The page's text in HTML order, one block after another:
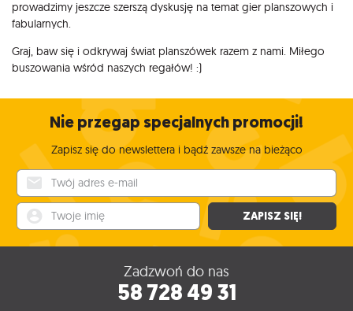
prowadzimy jeszcze szerszą dyskusję na temat gier planszowych i
fabularnych.
Graj, baw się i odkrywaj świat planszówek razem z nami. Miłego
buszowania wśród naszych regałów! :)
Nie przegap specjalnych promocji!
Zapisz się do newslettera i bądź zawsze na bieżąco
ZAPISZ SIĘ!
Zadzwoń do nas
58 728 49 31